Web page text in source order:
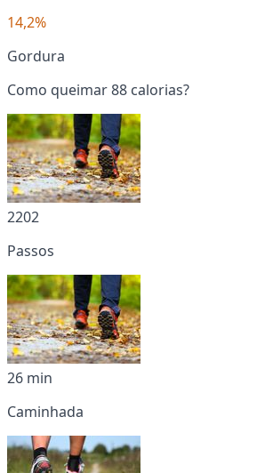
14,2%
Gordura
Como queimar 88 calorias?
2202
Passos
26 min
Caminhada